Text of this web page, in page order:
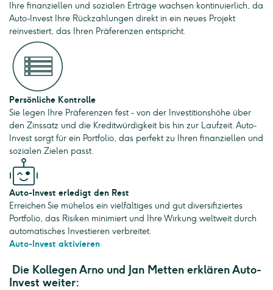
Ihre finanziellen und sozialen Erträge wachsen kontinuierlich, da
Auto-Invest Ihre Rückzahlungen direkt in ein neues Projekt
reinvestiert, das Ihren Präferenzen entspricht.
Persönliche Kontrolle
Sie legen Ihre Präferenzen fest - von der Investitionshöhe über
den Zinssatz und die Kreditwürdigkeit bis hin zur Laufzeit. Auto-
Invest sorgt für ein Portfolio, das perfekt zu Ihren finanziellen und
sozialen Zielen passt.
Auto-Invest erledigt den Rest
Erreichen Sie mühelos ein vielfältiges und gut diversifiziertes
Portfolio, das Risiken minimiert und Ihre Wirkung weltweit durch
automatisches Investieren verbreitet.
Auto-Invest aktivieren
Die Kollegen Arno und Jan Metten erklären Auto-
Invest weiter: